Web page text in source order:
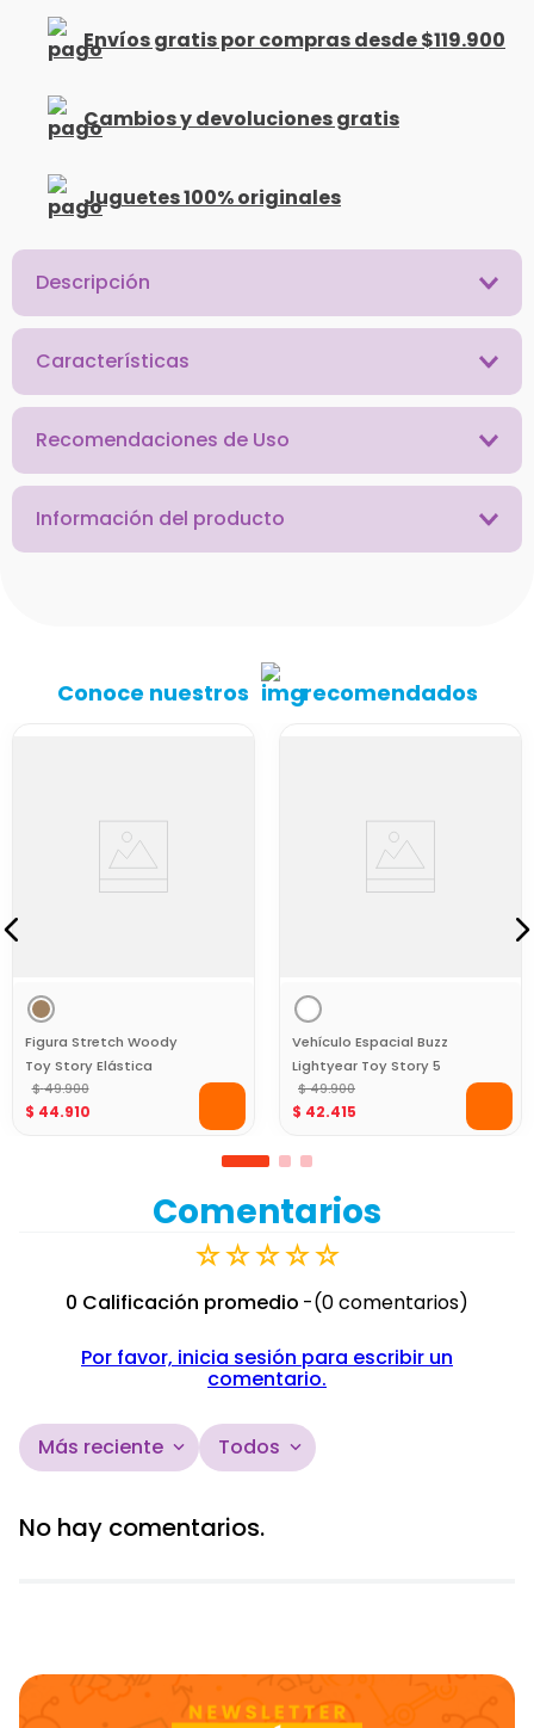
Envíos gratis por compras desde $119.900
Cambios y devoluciones gratis
Juguetes 100% originales
Descripción
Características
Recomendaciones de Uso
Información del producto
Conoce nuestros recomendados
Figura Stretch Woody
Toy Story Elástica
Disney Pixar
$ 49.900
$ 44.910
Vehículo Espacial Buzz
Lightyear Toy Story 5
con Figura y Fricción
$ 49.900
$ 42.415
Comentarios
☆☆☆☆☆
0 Calificación promedio
(0 comentarios)
Por favor, inicia sesión para escribir un
comentario.
Más reciente Todos
No hay comentarios.